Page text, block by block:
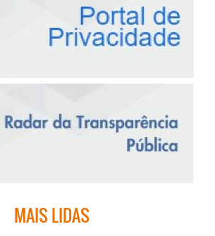
MAIS LIDAS